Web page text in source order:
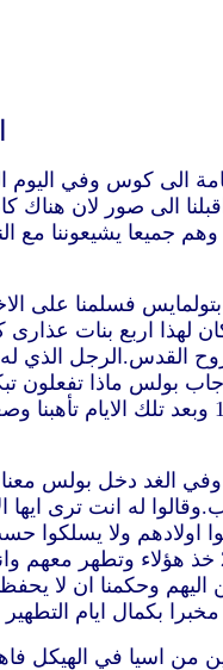
من المكان ان لا يصعد الى
هذا الذي نقول لك.عندنا اربعة
بكمال ايام